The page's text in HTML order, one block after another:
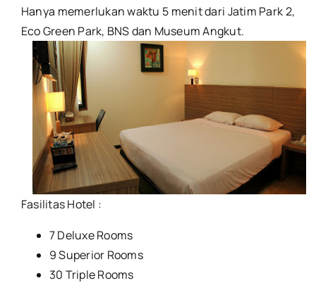
Hanya memerlukan waktu 5 menit dari Jatim Park 2,
Eco Green Park, BNS dan Museum Angkut.
Fasilitas Hotel :
7 Deluxe Rooms
9 Superior Rooms
30 Triple Rooms